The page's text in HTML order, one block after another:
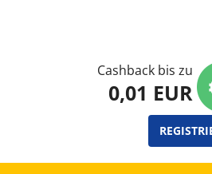
Cashback bis zu
0,01 EUR